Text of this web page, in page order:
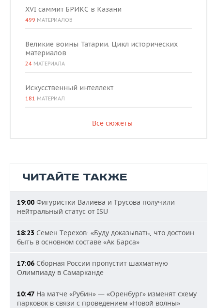
XVI саммит БРИКС в Казани
499 МАТЕРИАЛОВ
Великие воины Татарии. Цикл исторических
материалов
24 МАТЕРИАЛА
Искусственный интеллект
181 МАТЕРИАЛ
Все сюжеты
ЧИТАЙТЕ ТАКЖЕ
19:00 Фигуристки Валиева и Трусова получили
нейтральный статус от ISU
18:23 Семен Терехов: «Буду доказывать, что достоин
быть в основном составе «Ак Барса»
17:06 Сборная России пропустит шахматную
Олимпиаду в Самарканде
10:47 На матче «Рубин» — «Оренбург» изменят схему
парковок в связи с проведением «Новой волны»